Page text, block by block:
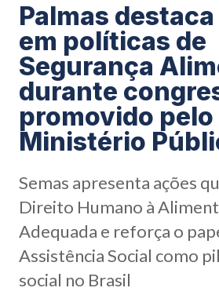
Palmas
em políticas de
Segurança
durante
promovido pelo
Ministério
Semas apresenta ações
Direito Humano à
Adequada e reforça o
Assistência Social como
social no Brasil